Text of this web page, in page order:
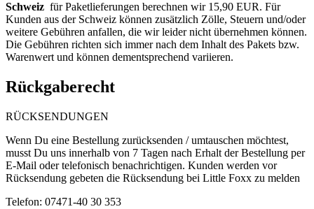
Schweiz für Paketlieferungen berechnen wir 15,90 EUR. Für
Kunden aus der Schweiz können zusätzlich Zölle, Steuern und/oder
weitere Gebühren anfallen, die wir leider nicht übernehmen können.
Die Gebühren richten sich immer nach dem Inhalt des Pakets bzw.
Warenwert und können dementsprechend variieren.
Rückgaberecht
RÜCKSENDUNGEN
Wenn Du eine Bestellung zurücksenden / umtauschen möchtest,
musst Du uns innerhalb von 7 Tagen nach Erhalt der Bestellung per
E-Mail oder telefonisch benachrichtigen. Kunden werden vor
Rücksendung gebeten die Rücksendung bei Little Foxx zu melden
Telefon: 07471-40 30 353